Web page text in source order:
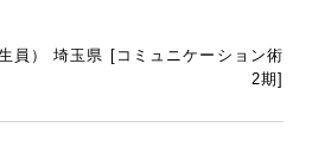
員） 埼玉県 [コミュニケーション術
2期]